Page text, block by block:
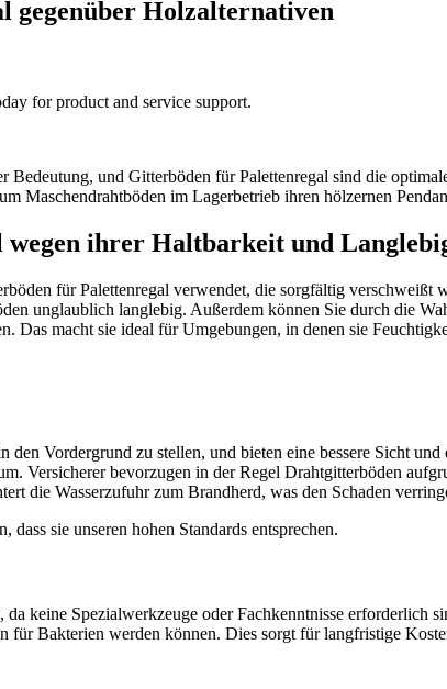
gegenüber Holzalternativen
for product and service support.
und Gitterböden für Palettenregal sind die
Maschendrahtböden im Lagerbetrieb ihren hölzernen
ihrer Haltbarkeit und
für Palettenregal verwendet, die sorgfältig verschweißt
unglaublich langlebig. Außerdem können Sie durch die
Das macht sie ideal für Umgebungen, in denen sie
Vordergrund zu stellen, und bieten eine bessere Sicht
Versicherer bevorzugen in der Regel Drahtgitterböden
die Wasserzufuhr zum Brandherd, was den Schaden
sie unseren hohen Standards entsprechen.
keine Spezialwerkzeuge oder Fachkenntnisse erforderlich
Bakterien werden können. Dies sorgt für langfristige